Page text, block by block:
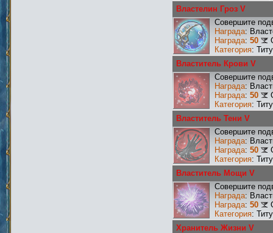
Властелин Гроз V
Совершите
Награда:
Награда: 50
Категория:
Властитель Крови V
Совершите
Награда:
Награда: 50
Категория:
Властитель Тени V
Совершите
Награда:
Награда: 50
Категория:
Властитель Мощи V
Совершите
Награда:
Награда: 50
Категория:
Хранитель Жизни V